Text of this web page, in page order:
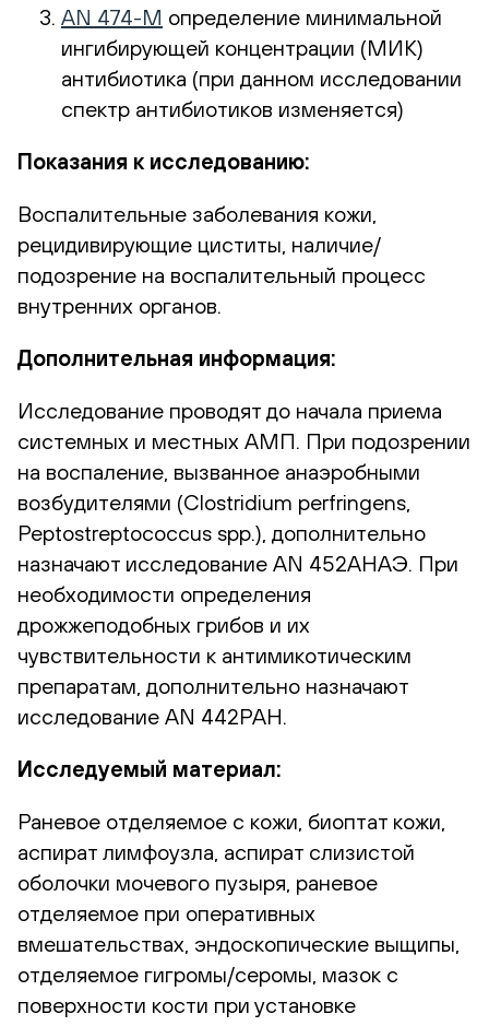
AN 474-М определение минимальной
ингибирующей концентрации (МИК)
антибиотика (при данном исследовании
спектр антибиотиков изменяется)
Показания к исследованию:
Воспалительные заболевания кожи,
рецидивирующие циститы, наличие/
подозрение на воспалительный процесс
внутренних органов.
Дополнительная информация:
Исследование проводят до начала приема
системных и местных АМП. При подозрении
на воспаление, вызванное анаэробными
возбудителями (Clostridium perfringens,
Peptostreptococcus spp.), дополнительно
назначают исследование AN 452АНАЭ. При
необходимости определения
дрожжеподобных грибов и их
чувствительности к антимикотическим
препаратам, дополнительно назначают
исследование AN 442РАН.
Исследуемый материал:
Раневое отделяемое с кожи, биоптат кожи,
аспират лимфоузла, аспират слизистой
оболочки мочевого пузыря, раневое
отделяемое при оперативных
вмешательствах, эндоскопические выщипы,
отделяемое гигромы/серомы, мазок с
поверхности кости при установке